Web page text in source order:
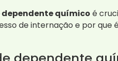
químico é
de internação e por que